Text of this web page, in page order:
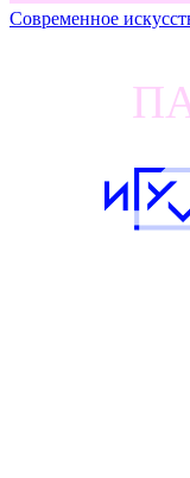
Современное